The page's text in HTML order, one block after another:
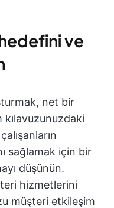
ve
net bir
kılavuzunuzdaki
sağlamak için bir
düşünün.
hizmetlerini
müşteri etkileşim